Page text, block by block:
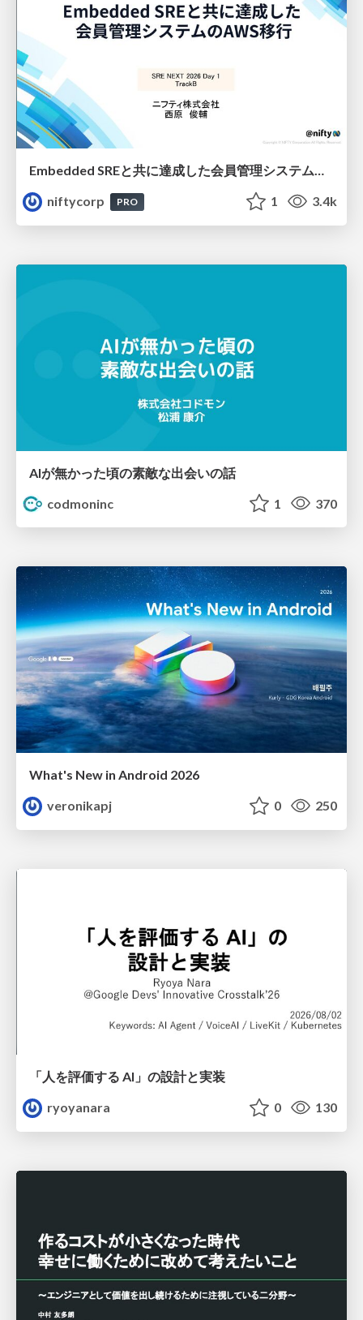
Embedded SREと共に達成した会員管理システムのAWS移行 - SRE NEXT 2026 ランチスポンサーセッション
niftycorp
PRO 1 3.4k
AIが無かった頃の素敵な出会いの話
codmoninc
1 370
What's New in Android 2026
veronikapj
0 250
「人を評価する AI」の 設計と実装
ryoyanara
0 130